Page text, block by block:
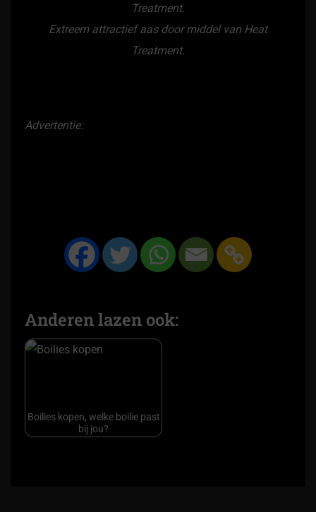
Extreem attractief aas door middel van Heat
Treatment.
Advertentie:
Anderen lazen ook:
Boilies kopen, welke boilie past
bij jou?